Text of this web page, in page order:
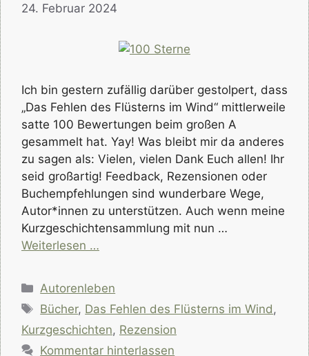
24. Februar 2024
Ich bin gestern zufällig darüber gestolpert, dass
„Das Fehlen des Flüsterns im Wind“ mittlerweile
satte 100 Bewertungen beim großen A
gesammelt hat. Yay! Was bleibt mir da anderes
zu sagen als: Vielen, vielen Dank Euch allen! Ihr
seid großartig! Feedback, Rezensionen oder
Buchempfehlungen sind wunderbare Wege,
Autor*innen zu unterstützen. Auch wenn meine
Kurzgeschichtensammlung mit nun …
Weiterlesen …
Kategorien
Autorenleben
Schlagwörter
Bücher, Das Fehlen des Flüsterns im Wind ,
Kurzgeschichten, Rezension
Kommentar hinterlassen